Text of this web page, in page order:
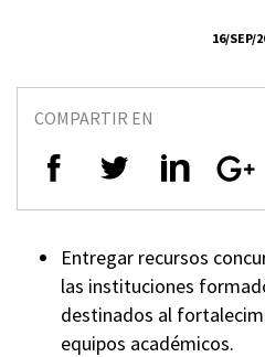
16/SEP/
COMPARTIR EN
Entregar recursos
las instituciones
destinados al
equipos académicos.